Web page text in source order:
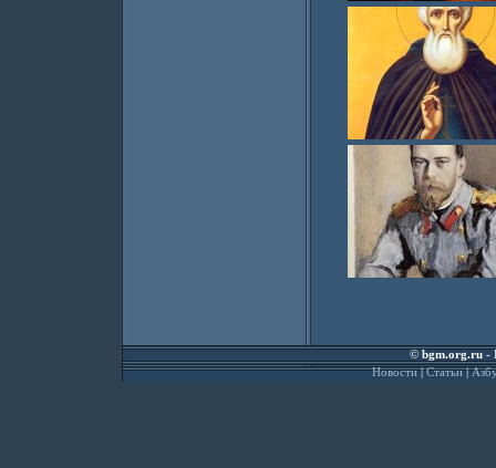
©bgm.org.ru-
Новости|Статьи|